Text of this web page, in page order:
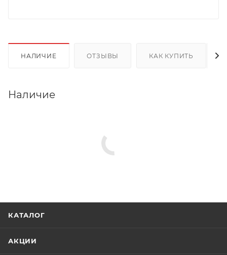
НАЛИЧИЕ ОТЗЫВЫ КАК КУПИТЬ
Наличие
КАТАЛОГ
АКЦИИ